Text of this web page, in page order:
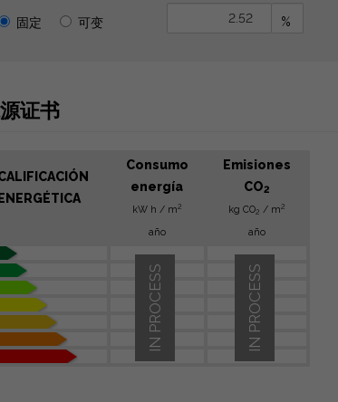
固定 可变 %
证书
ENERGÉTICA
Consumo
energía
kW h / m2
año
Emisiones
CO2
kg CO2 / m2
año
IN PROCESS
IN PROCESS